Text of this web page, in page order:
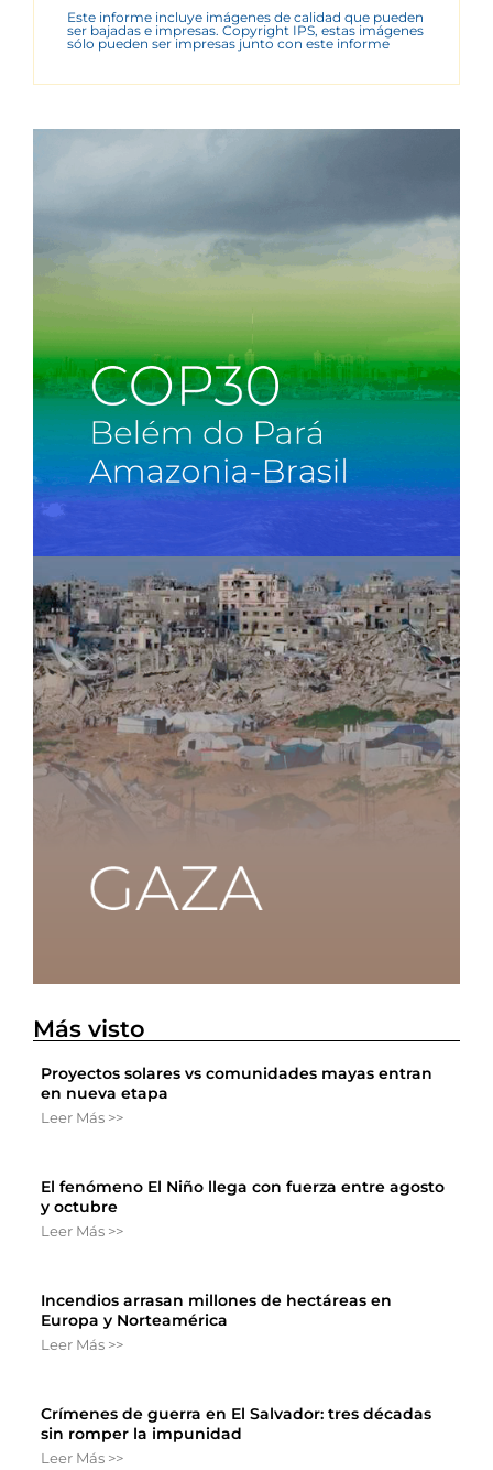
Este informe incluye imágenes de calidad que pueden
ser bajadas e impresas. Copyright IPS, estas imágenes
sólo pueden ser impresas junto con este informe
Más visto
Proyectos solares vs comunidades mayas entran
en nueva etapa
Leer Más >>
El fenómeno El Niño llega con fuerza entre agosto
y octubre
Leer Más >>
Incendios arrasan millones de hectáreas en
Europa y Norteamérica
Leer Más >>
Crímenes de guerra en El Salvador: tres décadas
sin romper la impunidad
Leer Más >>